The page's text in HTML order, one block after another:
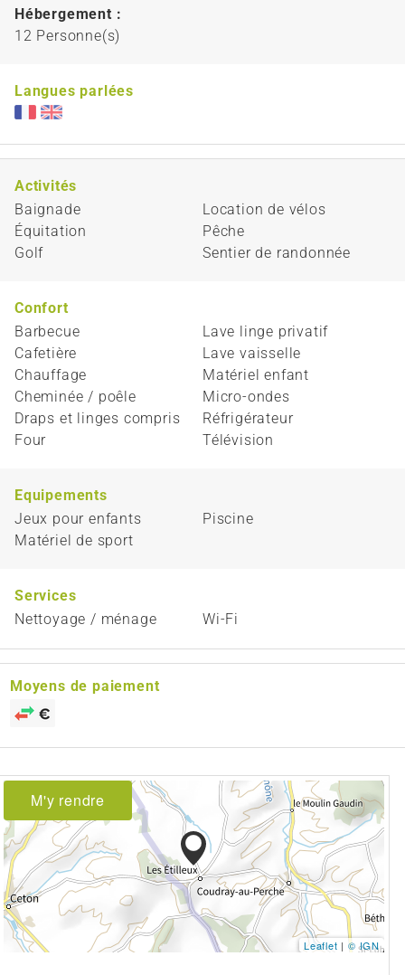
Hébergement :
12 Personne(s)
Langues parlées
Activités
Baignade
Équitation
Golf
Location de vélos
Pêche
Sentier de randonnée
Confort
Barbecue
Cafetière
Chauffage
Cheminée / poêle
Draps et linges compris
Four
Lave linge privatif
Lave vaisselle
Matériel enfant
Micro-ondes
Réfrigérateur
Télévision
Equipements
Jeux pour enfants
Matériel de sport
Piscine
Services
Nettoyage / ménage
Wi-Fi
Moyens de paiement
M'y rendre
Leaflet | © IGN